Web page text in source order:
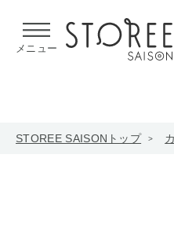
メニュー
STOREE SAISONトップ